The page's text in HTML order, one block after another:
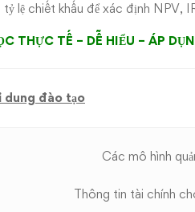
tỷ lệ chiết khấu để xác định NPV,
THỰC TẾ – DỄ HIỂU – ÁP
dung đào tạo
Các mô hình
Thông tin tài chính